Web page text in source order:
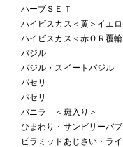
ハーブＳＥＴ
ハイビスカス＜黄＞イエ
ハイビスカス＜赤ＯＲ覆
バジル （ハ
バジル・スイートバジ
パセリ
パセリ
バニラ ＜斑入り＞
ひまわり・サンビリーバ
ピラミッドあじさい・ラ